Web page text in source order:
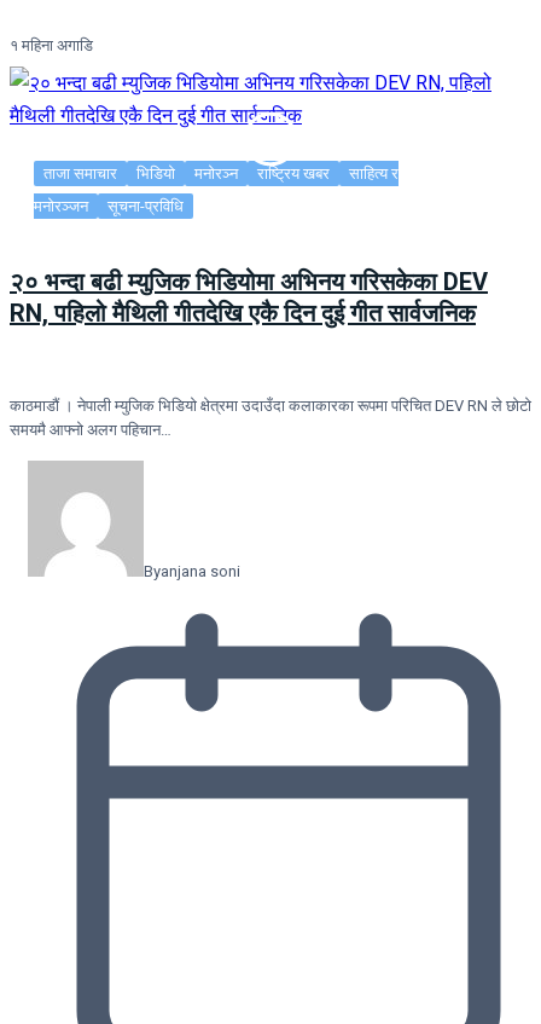
१ महिना अगाडि
ताजा समाचार भिडियो मनोरञ्न राष्ट्रिय खबर
साहित्य र
मनोरञ्जन
सूचना-प्रविधि
२० भन्दा बढी म्युजिक भिडियोमा अभिनय गरिसकेका DEV
RN, पहिलो मैथिली गीतदेखि एकै दिन दुई गीत सार्वजनिक
काठमाडौं । नेपाली म्युजिक भिडियो क्षेत्रमा उदाउँदा कलाकारका रूपमा परिचित DEV RN ले छोटो
समयमै आफ्नो अलग पहिचान…
Byanjana soni